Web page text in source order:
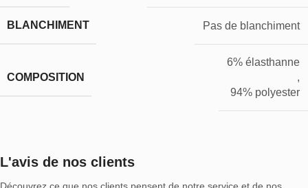
BLANCHIMENT Pas de blanchiment
COMPOSITION
6% élasthanne
,
94% polyester
L'avis de nos clients